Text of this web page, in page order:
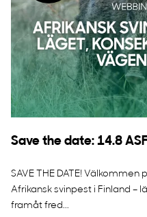
Save the date: 14.8
SAVE THE DATE!
Afrikansk svinpest i Finland –
framåt fred...